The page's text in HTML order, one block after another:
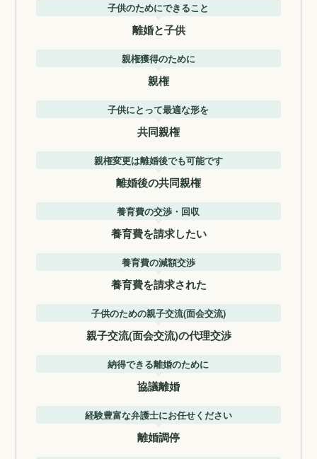
子供のためにできること
離婚と子供
親権獲得のために
親権
子供にとって最適な形を
共同親権
親権変更は離婚後でも可能です
離婚後の共同親権
養育費の交渉・回収
養育費を請求したい
養育費の減額交渉
養育費を請求された
子供のための親子交流(面会交流)
親子交流(面会交流)の代理交渉
納得できる離婚のために
協議離婚
経験豊富な弁護士にお任せください
離婚調停